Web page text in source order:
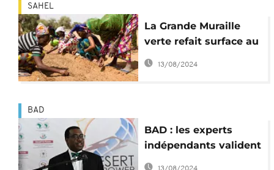
SAHEL
La Grande Muraille
verte refait surface au
One Planet Summit
13/08/2024
BAD
BAD : les experts
indépendants valident
la disculpation